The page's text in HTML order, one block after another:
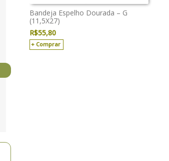
Bandeja Espelho Dourada – G
(11,5X27)
R$55,80
Comprar